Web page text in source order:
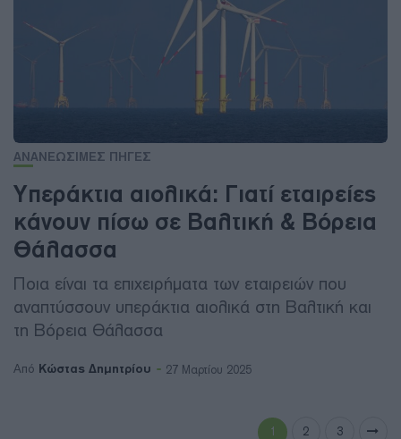
ΑΝΑΝΕΩΣΙΜΕΣ ΠΗΓΕΣ
Υπεράκτια αιολικά: Γιατί εταιρείες
κάνουν πίσω σε Βαλτική & Βόρεια
Θάλασσα
Ποια είναι τα επιχειρήματα των εταιρειών που
αναπτύσσουν υπεράκτια αιολικά στη Βαλτική και
τη Βόρεια Θάλασσα
Από Κώστας Δημητρίου 27 Μαρτίου 2025
1 2 3